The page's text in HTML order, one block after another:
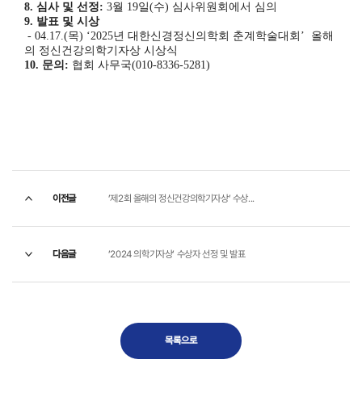
8. 심사 및 선정: 3월 19일(수) 심사위원회에서 심의
9. 발표 및 시상
- 04.17.(목) ‘2025년 대한신경정신의학회 춘계학술대회 ’ 올해
의 정신건강의학기자상 시상식
10. 문의 : 협회 사무국(010-8336-5281)
이전글 ’제2회 올해의 정신건강의학기자상’ 수상...
다음글 ’2024 의학기자상’ 수상자 선정 및 발표
목록으로